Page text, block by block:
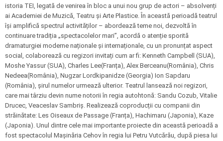
istoria TEI, legată de venirea în bloc a unui nou grup de actori – absolvenți
ai Academiei de Muzică, Teatru și Arte Plastice. În această perioadă teatrul
își amplifică spectrul activităților – abordează teme noi, dezvoltă în
continuare tradiția „spectacolelor mari”, acordă o atenție sporită
dramaturgiei moderne naționale și internaționale, cu un pronunțat aspect
social, colaborează cu regizori invitați cum ar fi: Kenneth Campbell (SUA),
Moshe Yassur (SUA), Charles Lee(Franța), Alex Berceanu(România), Chris
Nedeea(România), Nugzar Lordkipanidze (Georgia) Ion Sapdaru
(România), șirul numelor urmează ulterior. Teatrul lansează noi regizori,
care mai târziu devin nume notorii în regia autohtonă: Sandu Cozub, Vitalie
Drucec, Veaceslav Sambriș. Realizează coproducții cu companii din
străinătate: Les Oiseaux de Passage (Franța), Hachimaru (Japonia), Kaze
(Japonia). Unul dintre cele mai importante proiecte din această perioadă a
fost spectacolul Mașinăria Cehov în regia lui Petru Vutcărău, după piesa lui